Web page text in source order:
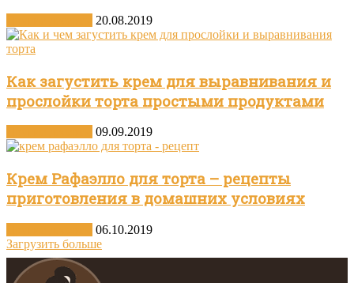
20.08.2019
Как загустить крем для выравнивания и
прослойки торта простыми продуктами
09.09.2019
Крем Рафаэлло для торта – рецепты
приготовления в домашних условиях
06.10.2019
Загрузить больше